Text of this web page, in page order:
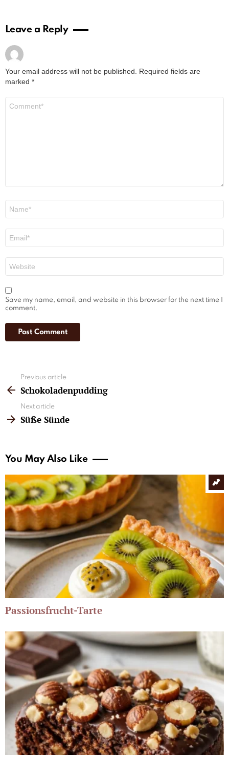
Leave a Reply
Your email address will not be published.
Required fields are
marked *
Save my name, email, and website in this browser for the next time I
comment.
more
Previous article
Schokoladenpudding
Next article
Süße Sünde
You May Also Like
Passionsfrucht-Tarte